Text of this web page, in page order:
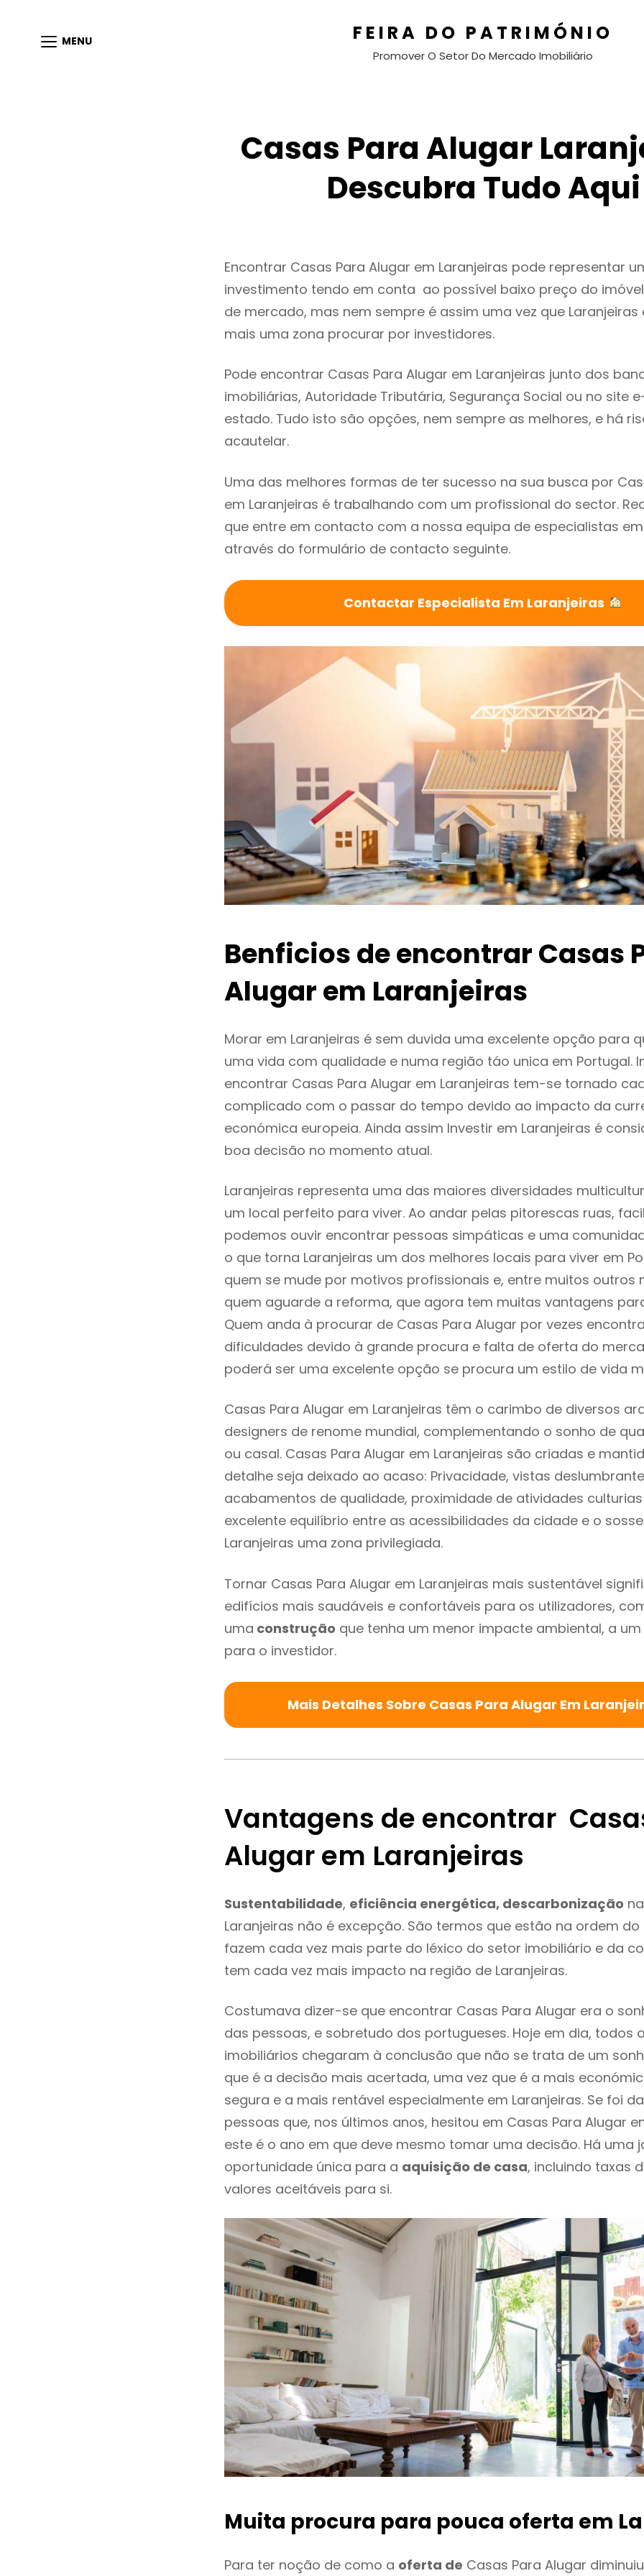
MENU FEIRA DO PATRIMÓNIO
Promover O Setor Do Mercado Imobiliário
Casas Para Alugar
Descubra Tudo Aqui
Encontrar Casas Para Alugar em Laranjeiras pode representar
investimento tendo em conta ao possível baixo preço do
de mercado, mas nem sempre é assim uma vez que Laranjeiras
mais uma zona procurar por investidores.
Pode encontrar Casas Para Alugar em Laranjeiras junto dos
imobiliárias, Autoridade Tributária, Segurança Social ou no site
estado. Tudo isto são opções, nem sempre as melhores, e há
acautelar.
Uma das melhores formas de ter sucesso na sua busca por
em Laranjeiras é trabalhando com um profissional do sector.
que entre em contacto com a nossa equipa de especialistas
através do formulário de contacto seguinte.
Contactar Especialista Em Laranjeiras
Benficios de encontrar Casas
Alugar em Laranjeiras
Morar em Laranjeiras é sem duvida uma excelente opção para
uma vida com qualidade e numa região táo unica em Portugal.
encontrar Casas Para Alugar em Laranjeiras tem-se tornado
complicado com o passar do tempo devido ao impacto da
económica europeia. Ainda assim Investir em Laranjeiras é
boa decisão no momento atual.
Laranjeiras representa uma das maiores diversidades
um local perfeito para viver. Ao andar pelas pitorescas ruas,
podemos ouvir encontrar pessoas simpáticas e uma
o que torna Laranjeiras um dos melhores locais para viver em
quem se mude por motivos profissionais e, entre muitos outros
quem aguarde a reforma, que agora tem muitas vantagens
Quem anda à procurar de Casas Para Alugar por vezes
dificuldades devido à grande procura e falta de oferta do
poderá ser uma excelente opção se procura um estilo de vida
Casas Para Alugar em Laranjeiras têm o carimbo de diversos
designers de renome mundial, complementando o sonho de
ou casal. Casas Para Alugar em Laranjeiras são criadas e
detalhe seja deixado ao acaso: Privacidade, vistas
acabamentos de qualidade, proximidade de atividades
excelente equilíbrio entre as acessibilidades da cidade e o
Laranjeiras uma zona privilegiada.
Tornar Casas Para Alugar em Laranjeiras mais sustentável
edifícios mais saudáveis e confortáveis para os utilizadores,
uma construção que tenha um menor impacte ambiental, a
para o investidor.
Mais Detalhes Sobre Casas Para Alugar Em
Vantagens de encontrar
Alugar em Laranjeiras
Sustentabilidade, eficiência energética, descarbonização
Laranjeiras não é excepção. São termos que estão na ordem do
fazem cada vez mais parte do léxico do setor imobiliário e da
tem cada vez mais impacto na região de Laranjeiras.
Costumava dizer-se que encontrar Casas Para Alugar era o
das pessoas, e sobretudo dos portugueses. Hoje em dia, todos
imobiliários chegaram à conclusão que não se trata de um
que é a decisão mais acertada, uma vez que é a mais
segura e a mais rentável especialmente em Laranjeiras. Se foi
pessoas que, nos últimos anos, hesitou em Casas Para Alugar
este é o ano em que deve mesmo tomar uma decisão. Há uma
oportunidade única para a aquisição de casa, incluindo taxas
valores aceitáveis para si.
Muita procura para pouca oferta em
Para ter noção de como a oferta de Casas Para Alugar